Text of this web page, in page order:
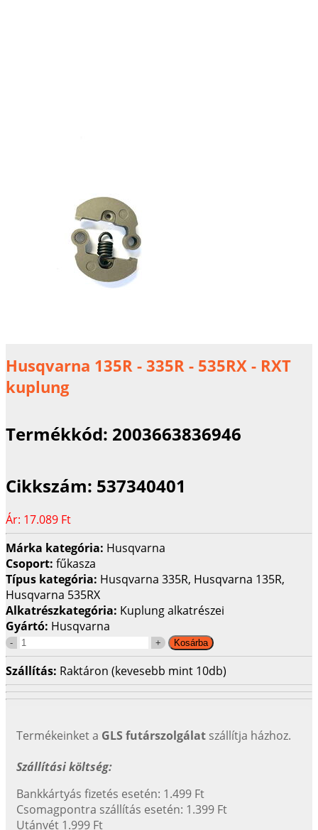
Husqvarna 135R - 335R - 535RX - RXT
kuplung
Termékkód: 2003663836946
Cikkszám: 537340401
Ár: 17.089 Ft
Márka kategória: Husqvarna
Csoport: fűkasza
Típus kategória: Husqvarna 335R, Husqvarna 135R,
Husqvarna 535RX
Alkatrészkategória: Kuplung alkatrészei
Gyártó: Husqvarna
Szállítás: Raktáron (kevesebb mint 10db)
Termékeinket a GLS futárszolgálat szállítja házhoz.
Szállítási költség:
Bankkártyás fizetés esetén: 1.499 Ft
Csomagpontra szállítás esetén: 1.399 Ft
Utánvét 1.999 Ft